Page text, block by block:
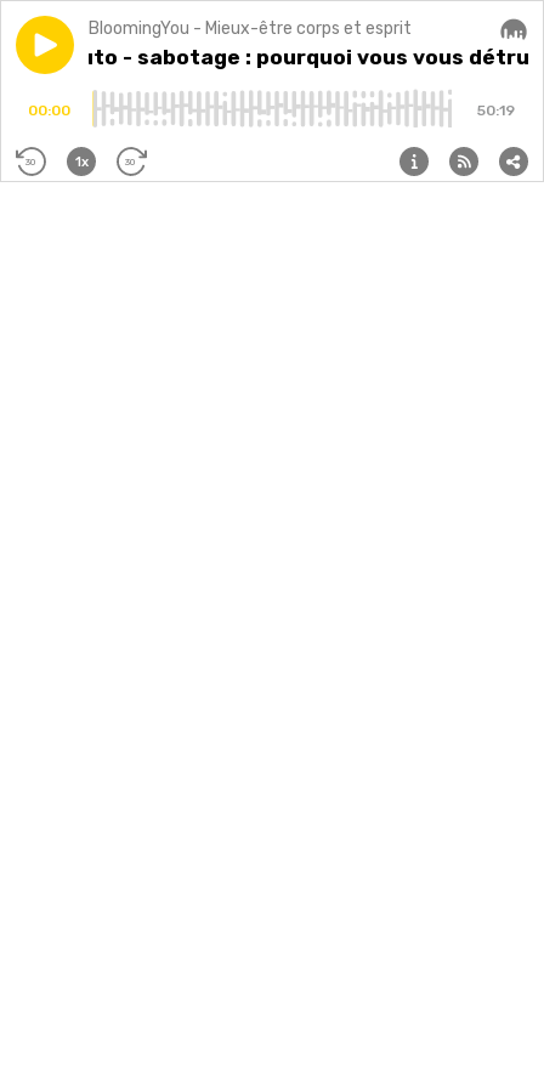
Play episodeEP77 Auto - sabotage : pourquoi vous vous
BloomingYou - Mieux-être corps et esprit
EP77 Auto - sabotage : pourquoi vous vous
00:00 50:19
30 1x 30